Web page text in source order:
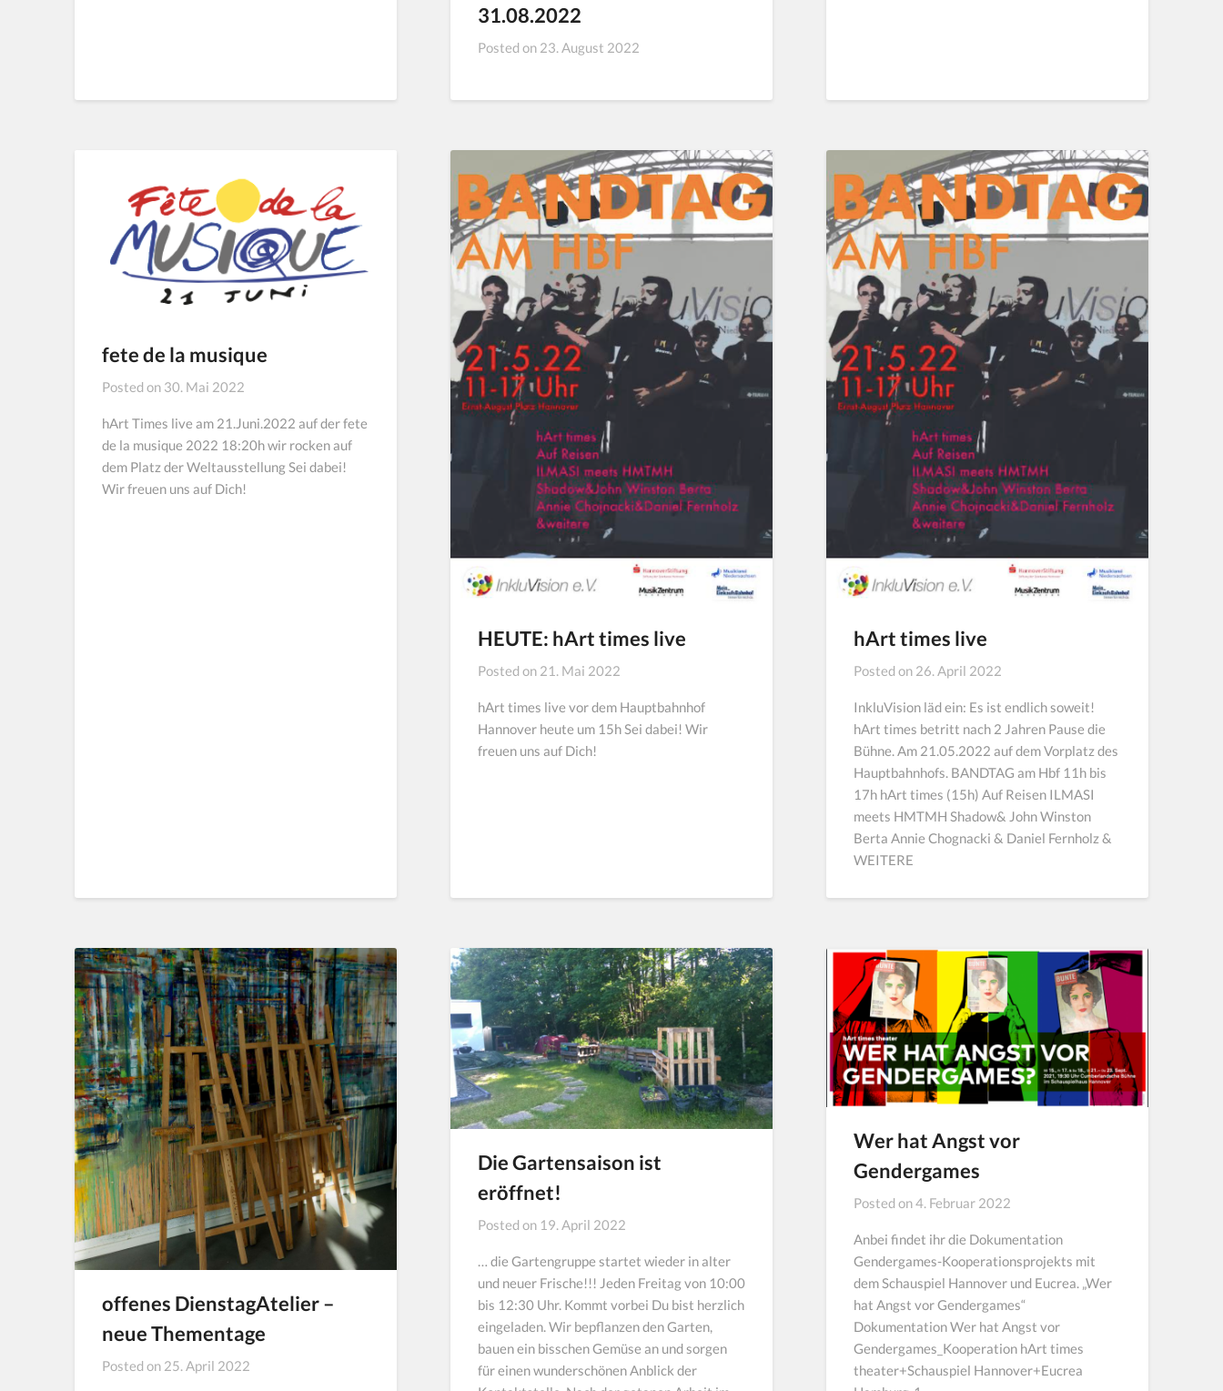
31.08.2022
Posted on 23. August 2022
fete de la musique
Posted on 30. Mai 2022
hArt Times live am 21.Juni.2022 auf der fete
de la musique 2022 18:20h wir rocken auf
dem Platz der Weltausstellung Sei dabei!
Wir freuen uns auf Dich!
HEUTE: hArt times live
Posted on 21. Mai 2022
hArt times live vor dem Hauptbahnhof
Hannover heute um 15h Sei dabei! Wir
freuen uns auf Dich!
hArt times live
Posted on 26. April 2022
InkluVision läd ein: Es ist endlich soweit!
hArt times betritt nach 2 Jahren Pause die
Bühne. Am 21.05.2022 auf dem Vorplatz des
Hauptbahnhofs. BANDTAG am Hbf 11h bis
17h hArt times (15h) Auf Reisen ILMASI
meets HMTMH Shadow& John Winston
Berta Annie Chognacki & Daniel Fernholz &
WEITERE
offenes DienstagAtelier –
neue Thementage
Posted on 25. April 2022
Die Gartensaison ist
eröffnet!
Posted on 19. April 2022
… die Gartengruppe startet wieder in alter
und neuer Frische!!! Jeden Freitag von 10:00
bis 12:30 Uhr. Kommt vorbei Du bist herzlich
eingeladen. Wir bepflanzen den Garten,
bauen ein bisschen Gemüse an und sorgen
für einen wunderschönen Anblick der
Wer hat Angst vor
Gendergames
Posted on4. Februar 2022
Anbei findet ihr die Dokumentation
Gendergames-Kooperationsprojekts mit
dem Schauspiel Hannover und Eucrea. „Wer
hat Angst vor Gendergames“
Dokumentation Wer hat Angst vor
Gendergames_Kooperation hArt times
theater+Schauspiel Hannover+Eucrea